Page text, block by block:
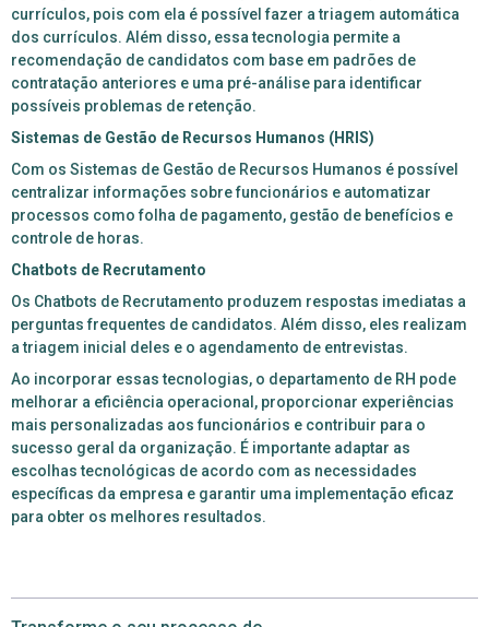
currículos, pois com ela é possível fazer a triagem automática
dos currículos. Além disso, essa tecnologia permite a
recomendação de candidatos com base em padrões de
contratação anteriores e uma pré-análise para identificar
possíveis problemas de retenção.
Sistemas de Gestão de Recursos Humanos (HRIS)
Com os Sistemas de Gestão de Recursos Humanos é possível
centralizar informações sobre funcionários e automatizar
processos como folha de pagamento, gestão de benefícios e
controle de horas.
Chatbots de Recrutamento
Os Chatbots de Recrutamento produzem respostas imediatas a
perguntas frequentes de candidatos. Além disso, eles realizam
a triagem inicial deles e o agendamento de entrevistas.
Ao incorporar essas tecnologias, o departamento de RH pode
melhorar a eficiência operacional, proporcionar experiências
mais personalizadas aos funcionários e contribuir para o
sucesso geral da organização. É importante adaptar as
escolhas tecnológicas de acordo com as necessidades
específicas da empresa e garantir uma implementação eficaz
para obter os melhores resultados.